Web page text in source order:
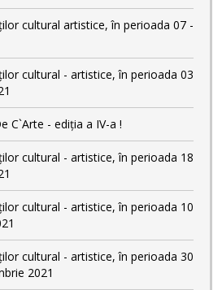
cultural artistice, în perioada 07 -
cultural - artistice, în perioada 03
C`Arte - ediția a IV-a !
cultural - artistice, în perioada 18
cultural - artistice, în perioada 10
cultural - artistice, în perioada 30
2021